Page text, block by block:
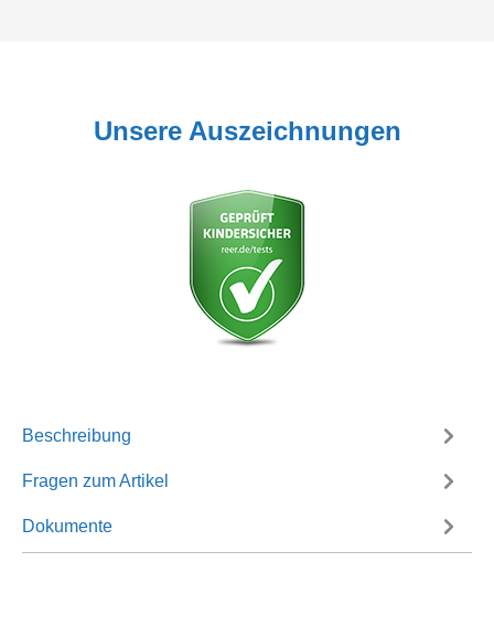
Unsere Auszeichnungen
Beschreibung
Fragen zum Artikel
Dokumente